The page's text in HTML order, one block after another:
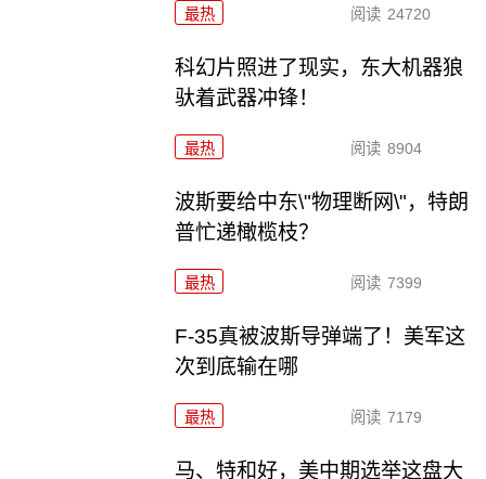
最热 阅读 24720
科幻片照进了现实，东大机器狼
驮着武器冲锋！
最热 阅读 8904
波斯要给中东\"物理断网\"，特朗
普忙递橄榄枝？
最热 阅读 7399
F-35真被波斯导弹端了！美军这
次到底输在哪
最热 阅读 7179
马、特和好，美中期选举这盘大